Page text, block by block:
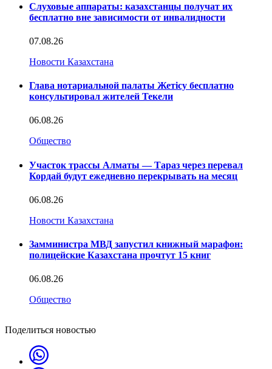
Слуховые аппараты: казахстанцы получат их
бесплатно вне зависимости от инвалидности
07.08.26
Новости Казахстана
Глава нотариальной палаты Жетісу бесплатно
консультировал жителей Текели
06.08.26
Общество
Участок трассы Алматы — Тараз через перевал
Кордай будут ежедневно перекрывать на месяц
06.08.26
Новости Казахстана
Замминистра МВД запустил книжный марафон:
полицейские Казахстана прочтут 15 книг
06.08.26
Общество
Поделиться новостью